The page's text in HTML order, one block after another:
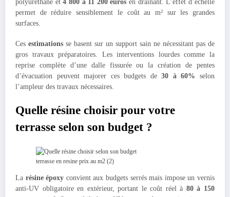
polyuréthane et4 800 à 11 200 euros en drainant. L’effet d’échelle
permet de réduire sensiblement le coût au m² sur les grandes
surfaces.
Ces estimations se basent sur un support sain ne nécessitant pas de
gros travaux préparatoires. Les interventions lourdes comme la
reprise complète d’une dalle fissurée ou la création de pentes
d’évacuation peuvent majorer ces budgets de30 à 60% selon
l’ampleur des travaux nécessaires.
Quelle résine choisir pour votre
terrasse selon son budget ?
terrasse en resine prix au m2 (2)
La résine époxy convient aux budgets serrés mais impose un vernis
anti-UV obligatoire en extérieur, portant le coût réel à 80 à 150